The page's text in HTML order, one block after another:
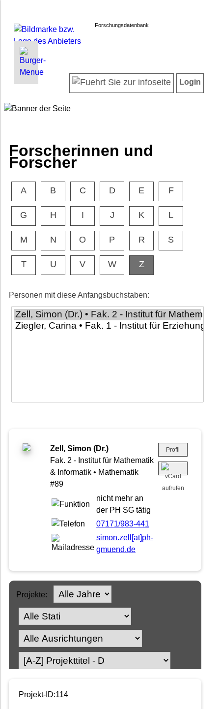
Forschungsdatenbank
INFORMATIONEN | SUCHEN
Forscherinnen und Forscher
Barrierefreiheit
LOGIN
Login
Forscherinnen und
Forscher
A B C D E F
G H I J K L
M N O P R S
T U V W Z
Personen mit diese Anfangsbuchstaben:
Zell, Simon (Dr.)
Fak. 2 - Institut für Mathematik
& Informatik • Mathematik
#89
nicht mehr an
der PH SG tätig
07171/983-441
simon.zell[at]ph-
gmuend.de
Profil
Projekte:
Projekt-ID:114